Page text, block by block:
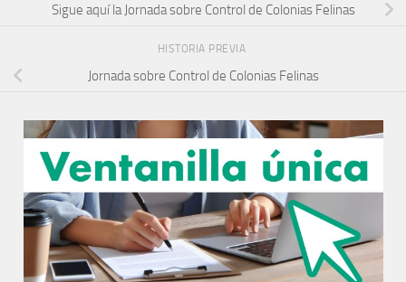
Sigue aquí la Jornada sobre Control de Colonias Felinas
HISTORIA PREVIA
Jornada sobre Control de Colonias Felinas